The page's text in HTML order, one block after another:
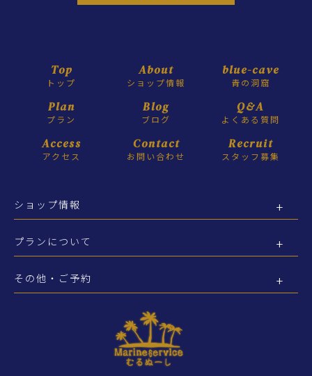
Top
トップ
About
ショップ情報
blue-cave
青の洞窟
Plan
プラン
Blog
ブログ
Q&A
よくある質問
Access
アクセス
Contact
お問い合わせ
Recruit
スタッフ募集
ショップ情報
プランについて
その他・ご予約